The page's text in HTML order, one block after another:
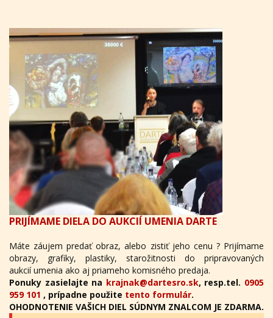
PRIJÍMAME DIELA DO AUKCIÍ UMENIA DARTE
Máte záujem predať obraz, alebo zistiť jeho cenu ? Prijímame
obrazy, grafiky, plastiky, starožitnosti do pripravovaných
aukcií umenia ako aj priameho komisného predaja.
Ponuky zasielajte na krajnak@dartesro.sk, resp.tel. 0905
959 101 , prípadne použite tento formulár.
OHODNOTENIE VAŠICH DIEL SÚDNYM ZNALCOM JE ZDARMA.